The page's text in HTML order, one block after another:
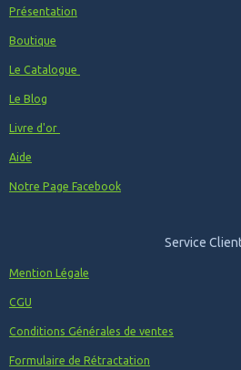
Présentation
Boutique
Le Catalogue
Le Blog
Livre d'or
Aide
Notre Page Facebook
Service
Mention Légale
CGU
Conditions Générales de ventes
Formulaire de Rétractation